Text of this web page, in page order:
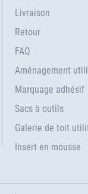
Livraison
Retour
FAQ
Aménagement
Marquage adhésif
Sacs à outils
Galerie de toit
Insert en mousse